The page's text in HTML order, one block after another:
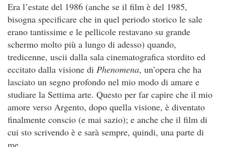
Era l’estate del 1986 (anche se il film è del 1985,
bisogna specificare che in quel periodo storico le sale
erano tantissime e le pellicole restavano su grande
schermo molto più a lungo di adesso) quando,
tredicenne, uscii dalla sala cinematografica stordito ed
eccitato dalla visione di Phenomena, un’opera che ha
lasciato un segno profondo nel mio modo di amare e
studiare la Settima arte. Questo per far capire che il mio
amore verso Argento, dopo quella visione, è diventato
finalmente conscio (e mai sazio); e anche che il film di
cui sto scrivendo è e sarà sempre, quindi, una parte di
me.